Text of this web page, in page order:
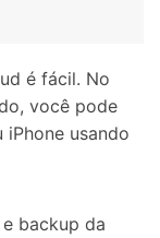
é fácil. No
você pode
usando
backup da